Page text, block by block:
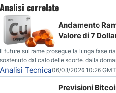
Analisi correlate
Andamento
Valore di 7
Il future sul rame prosegue la lunga fase
sostenuto dal calo delle scorte, dalla
energetiche, e dai timori di deficit
Analisi Tecnica06/08/2026 10:26
Previsioni